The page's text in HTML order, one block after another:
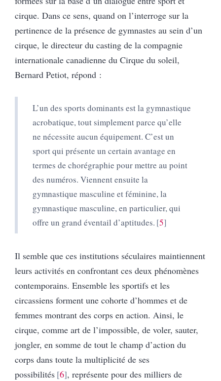
cirque. Dans ce sens, quand on l’interroge sur la
pertinence de la présence de gymnastes au sein d’un
cirque, le directeur du casting de la compagnie
internationale canadienne du Cirque du soleil,
Bernard Petiot, répond :
L’un des sports dominants est la gymnastique
acrobatique, tout simplement parce qu’elle
ne nécessite aucun équipement. C’est un
sport qui présente un certain avantage en
termes de chorégraphie pour mettre au point
des numéros. Viennent ensuite la
gymnastique masculine et féminine, la
gymnastique masculine, en particulier, qui
offre un grand éventail d’aptitudes. 5
Il semble que ces institutions séculaires maintiennent
leurs activités en confrontant ces deux phénomènes
contemporains. Ensemble les sportifs et les
circassiens forment une cohorte d’hommes et de
femmes montrant des corps en action. Ainsi, le
cirque, comme art de l’impossible, de voler, sauter,
jongler, en somme de tout le champ d’action du
corps dans toute la multiplicité de ses
possibilités 6 , représente pour des milliers de